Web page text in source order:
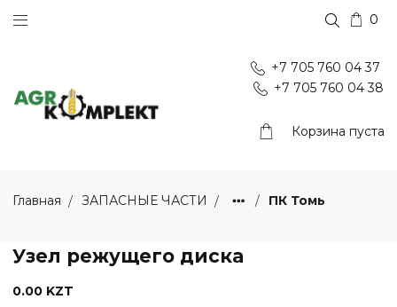
0
+7 705 760 04 37
+7 705 760 04 38
Корзина пуста
Главная ЗАПАСНЫЕ ЧАСТИ ПК Томь
Узел режущего диска
0.00 KZT